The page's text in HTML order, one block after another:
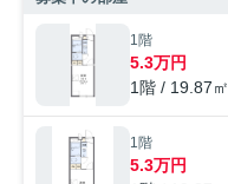
1階
5.3万円
1階 / 19.87
1階
5.3万円